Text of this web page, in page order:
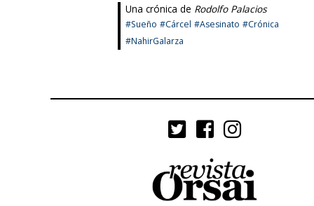
Una crónica de Rodolfo Palacios
#Sueño #Cárcel #Asesinato #Crónica
#NahirGalarza